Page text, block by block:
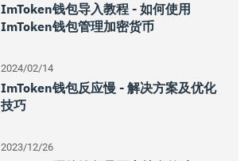
ImToken钱包导入教程 - 如何使用
ImToken钱包管理加密货币
2024/02/14
ImToken钱包反应慢 - 解决方案及优化
技巧
2023/12/26